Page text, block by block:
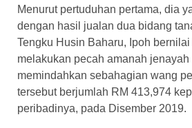
Menurut pertuduhan pertama, dia
dengan hasil jualan dua bidang
Tengku Husin Baharu, Ipoh
melakukan pecah amanah jenayah
memindahkan sebahagian wang
tersebut berjumlah RM 413,974
peribadinya, pada Disember 2019.